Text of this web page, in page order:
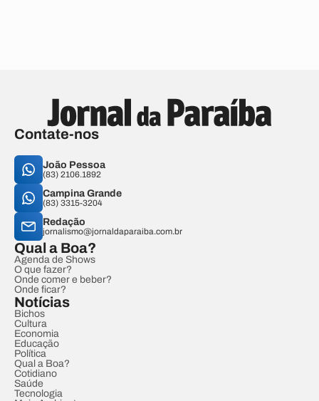
Contate-nos
João Pessoa
(83) 2106.1892
Campina Grande
(83) 3315-3204
Redação
jornalismo@jornaldaparaiba.com.br
Qual a Boa?
Agenda de Shows
O que fazer?
Onde comer e beber?
Onde ficar?
Notícias
Bichos
Cultura
Economia
Educação
Política
Qual a Boa?
Cotidiano
Saúde
Tecnologia